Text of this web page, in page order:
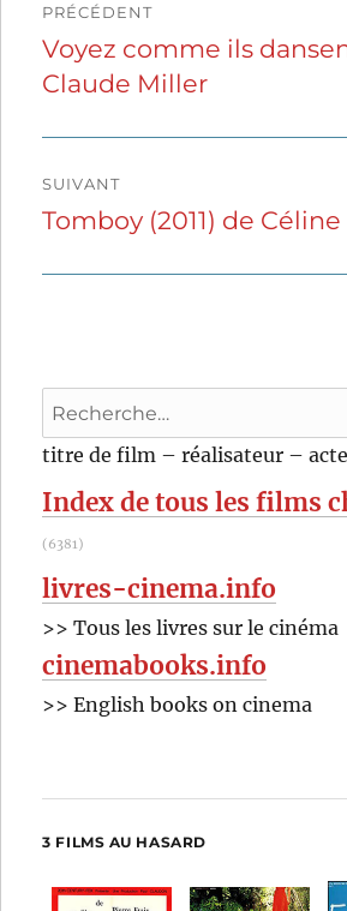
de
l’article
PRÉCÉDENT
Publication
précédente :
Voyez comme ils
Claude Miller
SUIVANT
Publication
Tomboy (2011) de
Recherche
pour
:
titre de film – réalisateur –
Index de tous les films
(6381)
livres-cinema.info
>> Tous les livres sur le cinéma
cinemabooks.info
>> English books on cinema
3 FILMS AU HASARD